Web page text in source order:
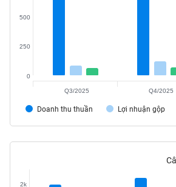
Doanh thu thuần Lợi nhuận gộp
0
250
500
Q3/2025 Q4/2025
2k
VẬT
NGHIỆP
TIÊU
DÙNG